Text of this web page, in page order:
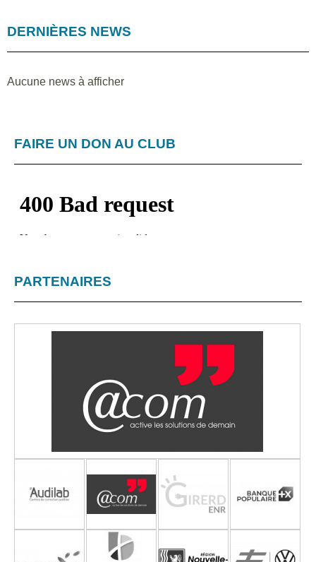
DERNIÈRES NEWS
Aucune news à afficher
FAIRE UN DON AU CLUB
PARTENAIRES